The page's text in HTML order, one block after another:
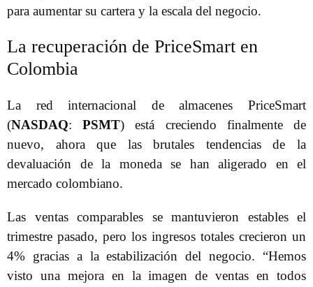
para aumentar su cartera y la escala del negocio.
La recuperación de PriceSmart en
Colombia
La red internacional de almacenes PriceSmart
(NASDAQ:PSMT) está creciendo finalmente de
nuevo, ahora que las brutales tendencias de la
devaluación de la moneda se han aligerado en el
mercado colombiano.
Las ventas comparables se mantuvieron estables el
trimestre pasado, pero los ingresos totales crecieron un
4% gracias a la estabilización del negocio. “Hemos
visto una mejora en la imagen de ventas en todos